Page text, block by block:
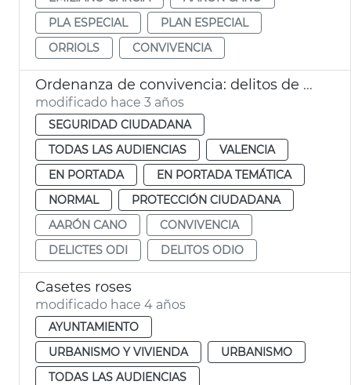
PLA ESPECIAL
PLAN ESPECIAL
ORRIOLS
CONVIVENCIA
Ordenanza de convivencia: delitos de odio
modificado hace 3 años
SEGURIDAD CIUDADANA
TODAS LAS AUDIENCIAS
VALENCIA
EN PORTADA
EN PORTADA TEMÁTICA
NORMAL
PROTECCIÓN CIUDADANA
AARÓN CANO
CONVIVENCIA
DELICTES ODI
DELITOS ODIO
Casetes roses
modificado hace 4 años
AYUNTAMIENTO
URBANISMO Y VIVIENDA
URBANISMO
TODAS LAS AUDIENCIAS